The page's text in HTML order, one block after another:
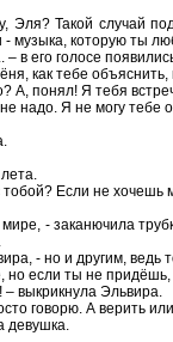
Эля? Такой случай
- музыка, которую ты
в его голосе
как тебе
А, понял! Я тебя
надо. Я не могу тебе
Если не хочешь
- заканючила
- но и другим, ведь
но если ты не
выкрикнула Эльвира.
говорю. А верить
девушка.